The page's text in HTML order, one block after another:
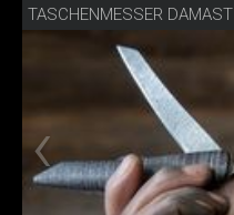
TASCHENMESSER DAMAST